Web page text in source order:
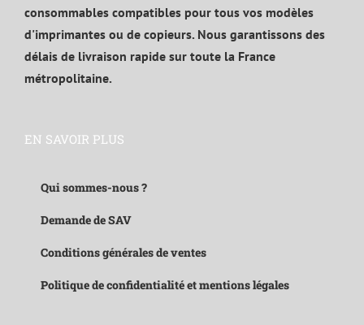
consommables compatibles pour tous vos modèles
d'imprimantes ou de copieurs. Nous garantissons des
délais de livraison rapide sur toute la France
métropolitaine.
EN SAVOIR PLUS
Qui sommes-nous ?
Demande de SAV
Conditions générales de ventes
Politique de confidentialité et mentions légales